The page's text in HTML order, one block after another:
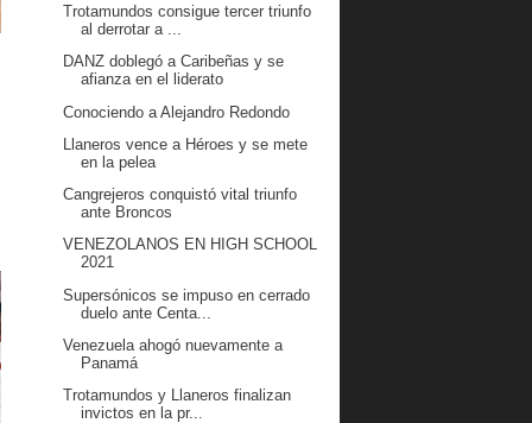
Trotamundos consigue tercer triunfo
al derrotar a ...
DANZ doblegó a Caribeñas y se
afianza en el liderato
Conociendo a Alejandro Redondo
Llaneros vence a Héroes y se mete
en la pelea
Cangrejeros conquistó vital triunfo
ante Broncos
VENEZOLANOS EN HIGH SCHOOL
2021
Supersónicos se impuso en cerrado
duelo ante Centa...
Venezuela ahogó nuevamente a
Panamá
Trotamundos y Llaneros finalizan
invictos en la pr...